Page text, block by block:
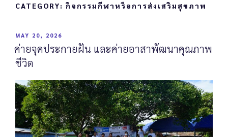
CATEGORY: กิจกรรมกีฬาหรือการส่งเสริมสุขภาพ
MAY 20, 2026
ค่ายจุดประกายฝัน และค่ายอาสาพัฒนาคุณภาพ
ชีวิต